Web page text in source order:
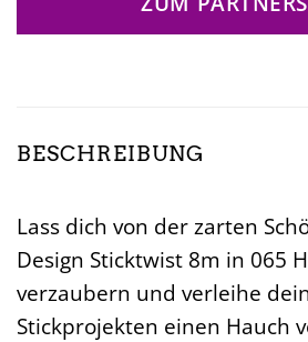
BESCHREIBUNG
Lass dich von der zarten
Design Sticktwist 8m in 065
verzaubern und verleihe
Stickprojekten einen Hauch